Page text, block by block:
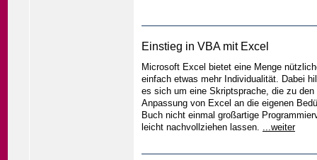
Einstieg in VBA mit Excel
Microsoft Excel bietet eine Menge
einfach etwas mehr Individualität. Dabei
es sich um eine Skriptsprache, die zu
Anpassung von Excel an die eigenen
Buch nicht einmal großartige
leicht nachvollziehen lassen. ...weiter